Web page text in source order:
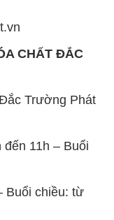
CHẤT ĐẮC
Trường Phát
11h – Buổi
Buổi chiều: từ